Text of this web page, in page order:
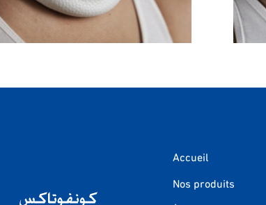
C3
Accueil
Nos produits